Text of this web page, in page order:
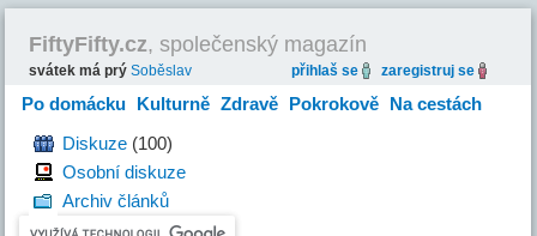
FiftyFifty.cz, společenský magazín
svátek má prýSoběslav přihlaš se zaregistruj se
Po domácku Kulturně Zdravě Pokrokově Na cestách
HravěDiskuze (100)
Osobní diskuze
Archiv článků